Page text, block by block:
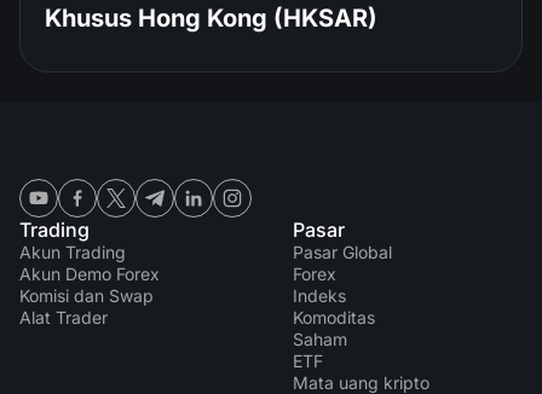
Khusus Hong Kong (HKSAR)
Trading
Akun Trading
Akun Demo Forex
Komisi dan Swap
Alat Trader
Pasar
Pasar Global
Forex
Indeks
Komoditas
Saham
ETF
Mata uang kripto